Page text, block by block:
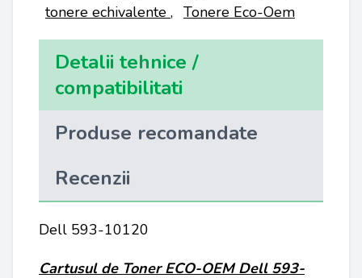
tonere echivalente , Tonere Eco-Oem
Detalii tehnice /
compatibilitati
Produse recomandate
Recenzii
Dell 593-10120
Cartusul de TonerECO-OEM Dell 593-